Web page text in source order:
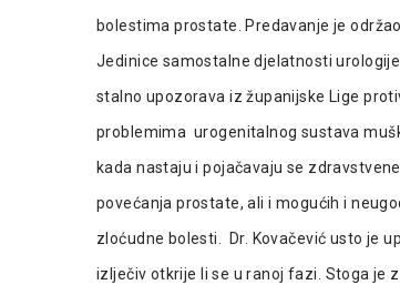
bolestima prostate. Predavanje je
Jedinice samostalne djelatnosti
stalno upozorava iz županijske Lige
problemima urogenitalnog sustava
kada nastaju i pojačavaju se
povećanja prostate, ali i mogućih i
zloćudne bolesti. Dr. Kovačević usto je
izlječiv otkrije li se u ranoj fazi. Stoga je